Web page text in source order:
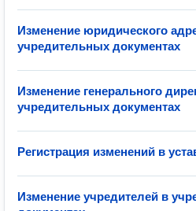
Изменение юридического
учредительных документах
Изменение генерального
учредительных документах
Регистрация изменений в
Изменение учредителей в